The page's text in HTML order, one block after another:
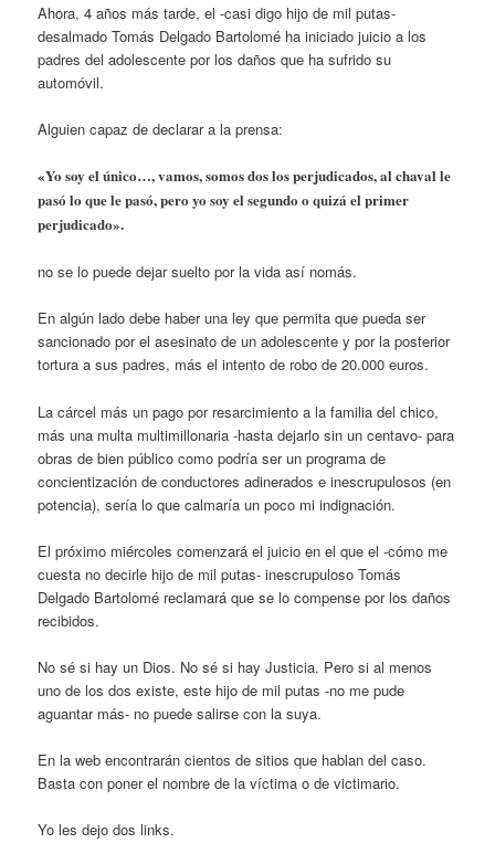
Ahora, 4 años más tarde, el -casi digo hijo de mil putas-
desalmado Tomás Delgado Bartolomé ha iniciado juicio a los
padres del adolescente por los daños que ha sufrido su
automóvil.
Alguien capaz de declarar a la prensa:
«Yo soy el único…, vamos, somos dos los perjudicados, al chaval le
pasó lo que le pasó, pero yo soy el segundo o quizá el primer
perjudicado».
no se lo puede dejar suelto por la vida así nomás.
En algún lado debe haber una ley que permita que pueda ser
sancionado por el asesinato de un adolescente y por la posterior
tortura a sus padres, más el intento de robo de 20.000 euros.
La cárcel más un pago por resarcimiento a la familia del chico,
más una multa multimillonaria -hasta dejarlo sin un centavo- para
obras de bien público como podría ser un programa de
concientización de conductores adinerados e inescrupulosos (en
potencia), sería lo que calmaría un poco mi indignación.
El próximo miércoles comenzará el juicio en el que el -cómo me
cuesta no decirle hijo de mil putas- inescrupuloso Tomás
Delgado Bartolomé reclamará que se lo compense por los daños
recibidos.
No sé si hay un Dios. No sé si hay Justicia. Pero si al menos
uno de los dos existe, este hijo de mil putas -no me pude
aguantar más- no puede salirse con la suya.
En la web encontrarán cientos de sitios que hablan del caso.
Basta con poner el nombre de la víctima o de victimario.
Yo les dejo dos links.